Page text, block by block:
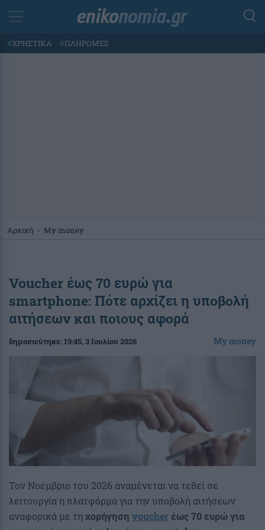
#ΧΡΗΣΤΙΚΑ #ΠΛΗΡΩΜΕΣ
Αρχική - My money
Voucher έως 70 ευρώ για
smartphone: Πότε αρχίζει η υποβολή
αιτήσεων και ποιους αφορά
δημοσιεύτηκε:19:45, 3 Ιουλίου 2026 My money
Τον Νοέμβριο του 2026 αναμένεται να τεθεί σε
λειτουργία η πλατφόρμα για την υποβολή αιτήσεων
αναφορικά με τη χορήγηση voucher έως 70 ευρώ για